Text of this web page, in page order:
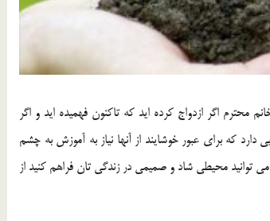
اگر ازدواج کرده ايد که تاکنون فهميده ايد و اگر
که براي عبور خوشايند از آنها نياز به آموزش به چشم
توانيد محيطي شاد و صميمي در زندگي تان فراهم کنيد از